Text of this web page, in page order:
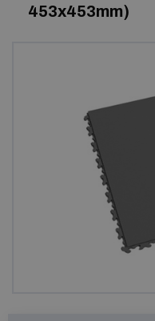
Další pryžové a plastové
Centrum poptávek
453x453mm)